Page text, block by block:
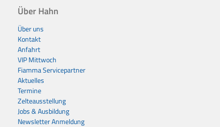
Über Hahn
Über uns
Kontakt
Anfahrt
VIP Mittwoch
Fiamma Servicepartner
Aktuelles
Termine
Zelteausstellung
Jobs & Ausbildung
Newsletter Anmeldung